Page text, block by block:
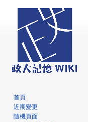
首頁
近期變更
隨機頁面